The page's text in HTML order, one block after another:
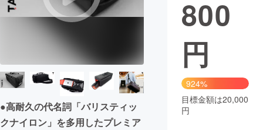
ビジネス・起業 チャレンジ
まちづくり・地域活性化
CAMPFIRE for Social Good CAMPFIRE Creation
CAMPFIREふるさと納税machi-ya コミュニティ
●高耐久の代名詞「バリスティッ
クナイロン」を多用したプレミア
800
円
924%
目標金額は20,000
円